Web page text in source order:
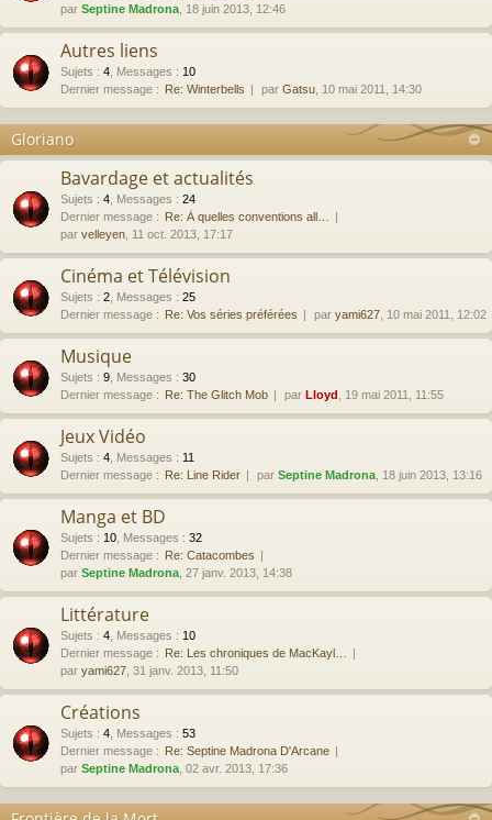
par Septine Madrona , 18 juin 2013, 12:46
Autres liens
Sujets : 4 Messages : 10
Dernier message : Re: Winterbells par Gatsu , 10 mai 2011, 14:30
Gloriano
Bavardage et actualités
Sujets : 4 Messages : 24
Dernier message : Re: À quelles conventions all…
par velleyen , 11 oct. 2013, 17:17
Cinéma et Télévision
Sujets : 2 Messages : 25
Dernier message : Re: Vos séries préférées par yami627 , 10 mai 2011, 12:02
Musique
Sujets : 9 Messages : 30
Dernier message : Re: The Glitch Mob par Lloyd , 19 mai 2011, 11:55
Jeux Vidéo
Sujets : 4 Messages : 11
Dernier message : Re: Line Rider par Septine Madrona , 18 juin 2013, 13:16
Manga et BD
Sujets : 10 Messages : 32
Dernier message : Re: Catacombes
par Septine Madrona , 27 janv. 2013, 14:38
Littérature
Sujets : 4 Messages : 10
Dernier message : Re: Les chroniques de MacKayl…
par yami627 , 31 janv. 2013, 11:50
Créations
Sujets : 4 Messages : 53
Dernier message : Re: Septine Madrona D'Arcane
par Septine Madrona , 02 avr. 2013, 17:36